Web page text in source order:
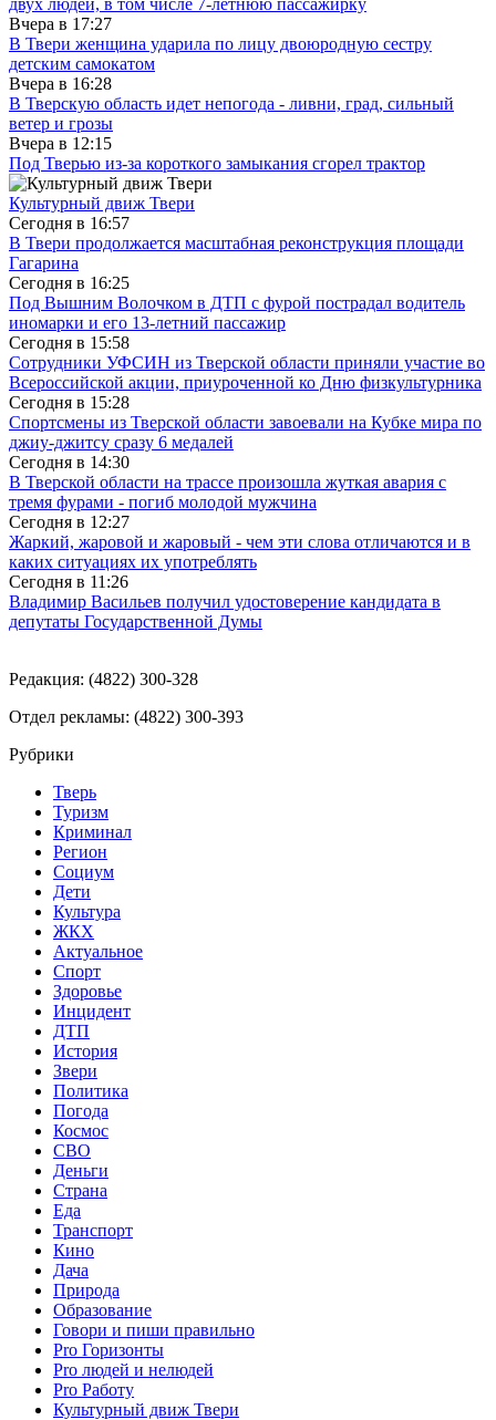
Вчера в 17:27
В Твери женщина ударила по лицу двоюродную сестру
детским самокатом
Вчера в 16:28
В Тверскую область идет непогода - ливни, град, сильный
ветер и грозы
Вчера в 12:15
Под Тверью из-за короткого замыкания сгорел трактор
Культурный движ Твери
Сегодня в 16:57
В Твери продолжается масштабная реконструкция площади
Гагарина
Сегодня в 16:25
Под Вышним Волочком в ДТП с фурой пострадал водитель
иномарки и его 13-летний пассажир
Сегодня в 15:58
Сотрудники УФСИН из Тверской области приняли участие во
Всероссийской акции, приуроченной ко Дню физкультурника
Сегодня в 15:28
Спортсмены из Тверской области завоевали на Кубке мира по
джиу-джитсу сразу 6 медалей
Сегодня в 14:30
В Тверской области на трассе произошла жуткая авария с
тремя фурами - погиб молодой мужчина
Сегодня в 12:27
Жаркий, жаровой и жаровый - чем эти слова отличаются и в
каких ситуациях их употреблять
Сегодня в 11:26
Владимир Васильев получил удостоверение кандидата в
депутаты Государственной Думы
Редакция: (4822) 300-328
Отдел рекламы: (4822) 300-393
Рубрики
Тверь
Туризм
Криминал
Регион
Социум
Дети
Культура
ЖКХ
Актуальное
Спорт
Здоровье
Инцидент
ДТП
История
Звери
Политика
Погода
Космос
СВО
Деньги
Страна
Еда
Транспорт
Кино
Дача
Природа
Образование
Говори и пиши правильно
Pro Горизонты
Pro людей и нелюдей
Pro Работу
Культурный движ Твери